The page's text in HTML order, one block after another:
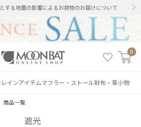
する地震の影響によるお荷物のお届けについて
0
レインアイテムマフラー・ストール財布・革小物
商品一覧
遮光